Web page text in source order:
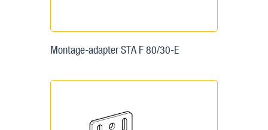
Montage-adapter STA F 80/30-E